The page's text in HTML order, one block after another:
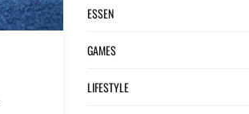
ESSEN
GAMES
LIFESTYLE